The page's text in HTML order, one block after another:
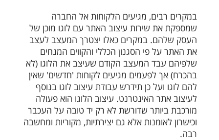
במקרים רבים, מגיעים הלקוחות אל החברה
שמספקת את שירות עיצוב האתר עם לוגו מוכן של
העסק שלהם. במקרים כאלו יצטרך המעצב לעצב
את האתר על פי הסגנון הכללי והקווים המנחים
שלפיהם עבד המעצב הקודם שעיצב את הלוגו (לא
בהכרח) אך לפעמים מגיעים לקוחות 'חדשים' שאין
להם לוגו ועל כן תידרש עבודת עיצוב לוגו בנוסף
לעיצוב אתר האינטרנט. עיצוב הלוגו הוא פעולה
מורכבת ביותר שדורשת לא רק יד טובה על העכבר
וכישרון לאומנות אלא גם יצירתיות, מקוריות ומחשבה
רבה.